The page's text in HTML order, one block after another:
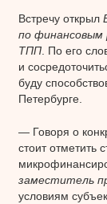
Встречу открыл
по финансовым
ТПП. По его
и
буду
Петербурге.
— Говоря о
стоит отметить
заместитель
условиям